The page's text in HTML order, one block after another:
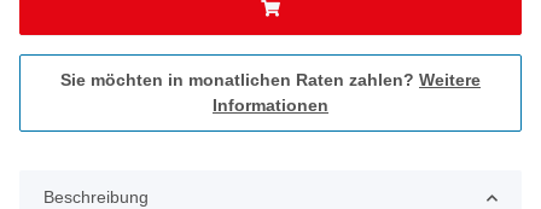
Sie möchten in monatlichen Raten zahlen? Weitere
Informationen
Beschreibung